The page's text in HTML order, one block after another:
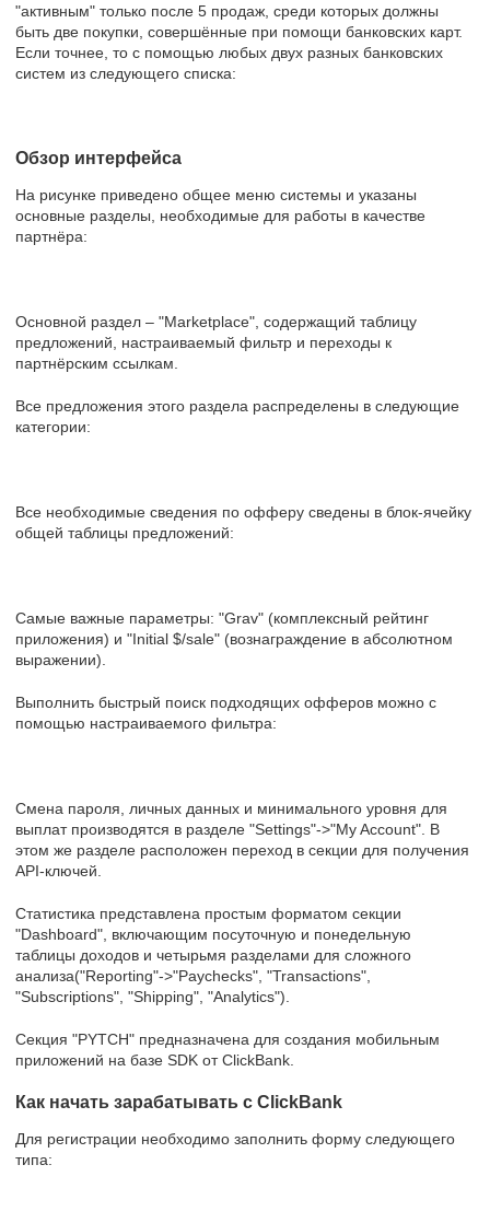
"активным" только после 5 продаж, среди которых должны
быть две покупки, совершённые при помощи банковских карт.
Если точнее, то с помощью любых двух разных банковских
систем из следующего списка:
Обзор интерфейса
На рисунке приведено общее меню системы и указаны
основные разделы, необходимые для работы в качестве
партнёра:
Основной раздел – "Marketplace", содержащий таблицу
предложений, настраиваемый фильтр и переходы к
партнёрским ссылкам.
Все предложения этого раздела распределены в следующие
категории:
Все необходимые сведения по офферу сведены в блок-ячейку
общей таблицы предложений:
Самые важные параметры: "Grav" (комплексный рейтинг
приложения) и "Initial $/sale" (вознаграждение в абсолютном
выражении).
Выполнить быстрый поиск подходящих офферов можно с
помощью настраиваемого фильтра:
Смена пароля, личных данных и минимального уровня для
выплат производятся в разделе "Settings"->"My Account". В
этом же разделе расположен переход в секции для получения
API-ключей.
Статистика представлена простым форматом секции
"Dashboard", включающим посуточную и понедельную
таблицы доходов и четырьмя разделами для сложного
анализа("Reporting"->"Paychecks", "Transactions",
"Subscriptions", "Shipping", "Analytics").
Секция "PYTCH" предназначена для создания мобильным
приложений на базе SDK от ClickBank.
Как начать зарабатывать с ClickBank
Для регистрации необходимо заполнить форму следующего
типа: